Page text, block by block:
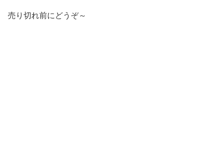
売り切れ前にどうぞ～